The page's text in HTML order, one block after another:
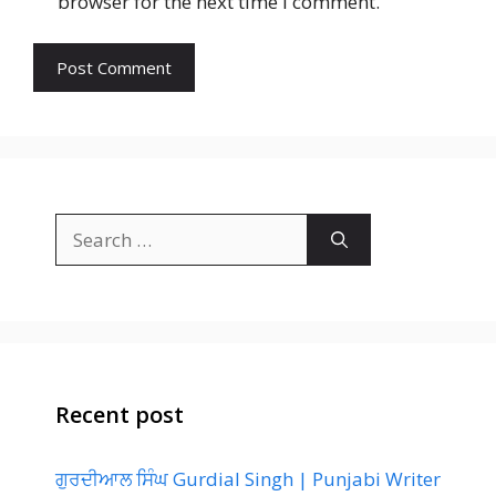
for:
Recent post
ਗੁਰਦੀਆਲ ਸਿੰਘ Gurdial Singh | Punjabi Writer